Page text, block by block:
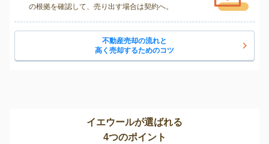
の根拠を確認して、売り出す場合は契約へ。
不動産売却の流れと
高く売却するためのコツ
イエウールが選ばれる
4つのポイント